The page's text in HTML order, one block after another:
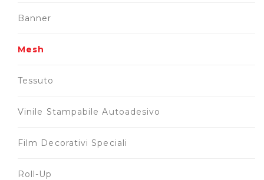
Banner
Mesh
Tessuto
Vinile Stampabile Autoadesivo
Film Decorativi Speciali
Roll-Up